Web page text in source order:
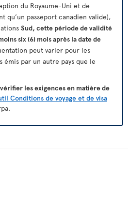
du Royaume-Uni et de
qu’un passeport canadien valide),
Sud, cette période de validité
six (6) mois après la date de
peut varier pour les
émis par un autre pays que le
vérifier les exigences en matière de
Conditions de voyage et de visa